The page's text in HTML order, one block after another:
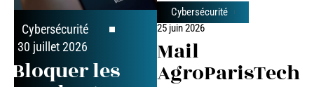
Cybersécurité
30 juillet 2026
Bloquer les
Cybersécurité
25 juin 2026
Mail
AgroParisTech